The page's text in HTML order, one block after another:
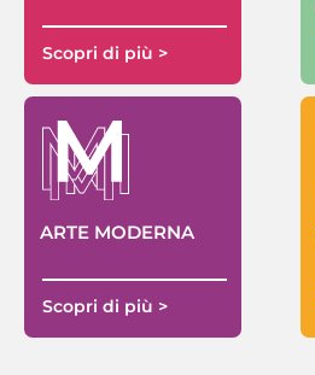
Scopri di più >
ARTE MODERNA
Scopri di più >